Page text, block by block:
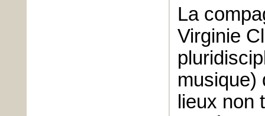
La
Virginie
musique)
lieux non